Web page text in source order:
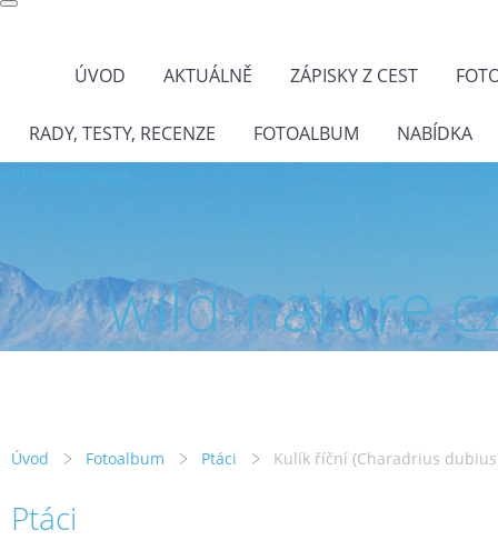
ÚVOD AKTUÁLNĚ ZÁPISKY Z CEST
RADY, TESTY, RECENZE FOTOALBUM NABÍDKA
wild-
Úvod Fotoalbum Ptáci Kulík říční (Charadrius
Ptáci